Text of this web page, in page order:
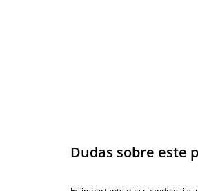
Dudas sobre este